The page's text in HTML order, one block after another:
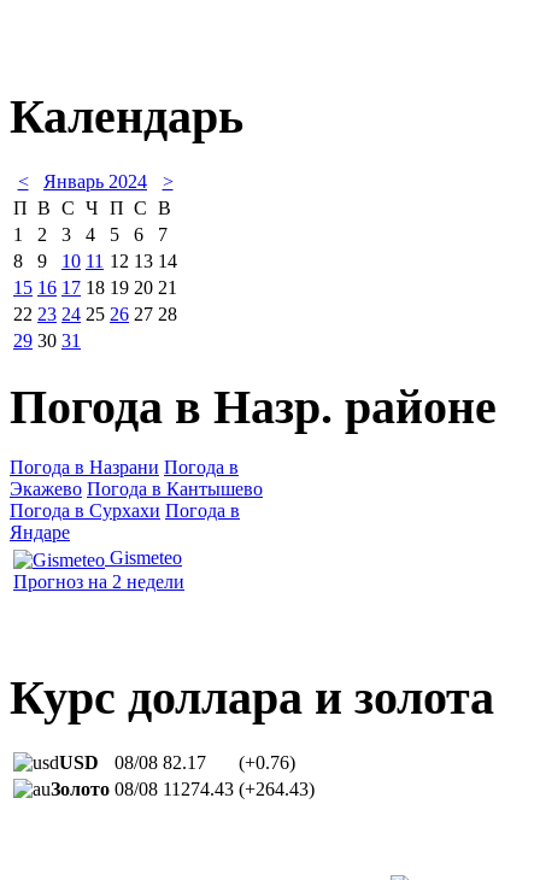
Календарь
< Январь 2024
>
П В С Ч П С В
1
2 3 4 5 6
7
8
9 10 11 12 13 14
15 16 17 18 19 20 21
22 23 24 25 26 27 28
29 30 31
Погода в Назр. районе
Погода в Назрани Погода в
Экажево Погода в Кантышево
Погода в Сурхахи Погода в
Яндаре
Gismeteo
Прогноз на 2 недели
Курс доллара и золота
USD 08/08 82.17
(+0.76)
Золото 08/08 11274.43 (+264.43)